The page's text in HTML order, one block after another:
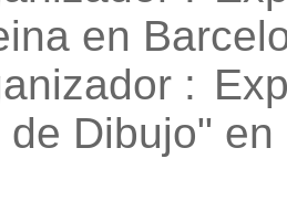
en
:
Dibujo" en